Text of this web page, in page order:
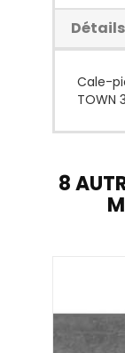
Cale-
TOWN
8